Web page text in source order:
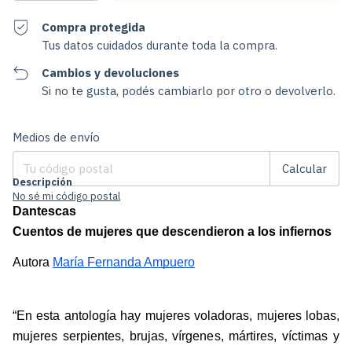
Compra protegida
Tus datos cuidados durante toda la compra.
Cambios y devoluciones
Si no te gusta, podés cambiarlo por otro o devolverlo.
Entregas para el CP:
Medios de envío
Calcular
No sé mi código postal
Descripción
Dantescas
Cuentos de mujeres que descendieron a los infiernos
Autora María Fernanda Ampuero
“En esta antología hay mujeres voladoras, mujeres lobas,
mujeres serpientes, brujas, vírgenes, mártires, víctimas y